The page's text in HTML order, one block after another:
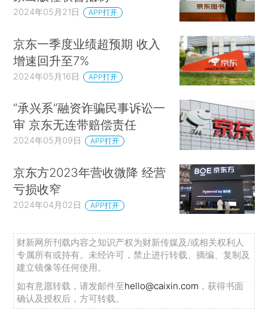
2024年05月21日 APP打开
京东一季度业绩超预期 收入
增速回升至7%
2024年05月16日 APP打开
“承兴系”融资诈骗民事诉讼一
审 京东无连带赔偿责任
2024年05月09日 APP打开
京东方2023年营收微降 经营
亏损收窄
2024年04月02日 APP打开
财新网所刊载内容之知识产权为财新传媒及/或相关权利人
专属所有或持有。未经许可，禁止进行转载、摘编、复制及
建立镜像等任何使用。
如有意愿转载，请发邮件至hello@caixin.com ，获得书面
确认及授权后，方可转载。